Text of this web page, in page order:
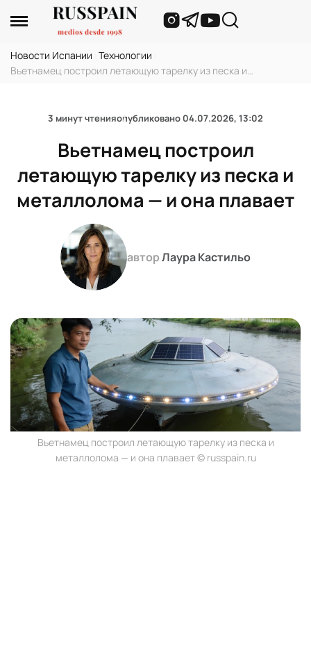
Новости Испании Технологии
Вьетнамец построил летающую тарелку из песка и
3 минут чтенияопубликовано 04.07.2026, 13:02
Вьетнамец построил
летающую тарелку из песка и
металлолома — и она плавает
авторЛаура Кастильо
Вьетнамец построил летающую тарелку из песка и
металлолома — и она плавает © russpain.ru